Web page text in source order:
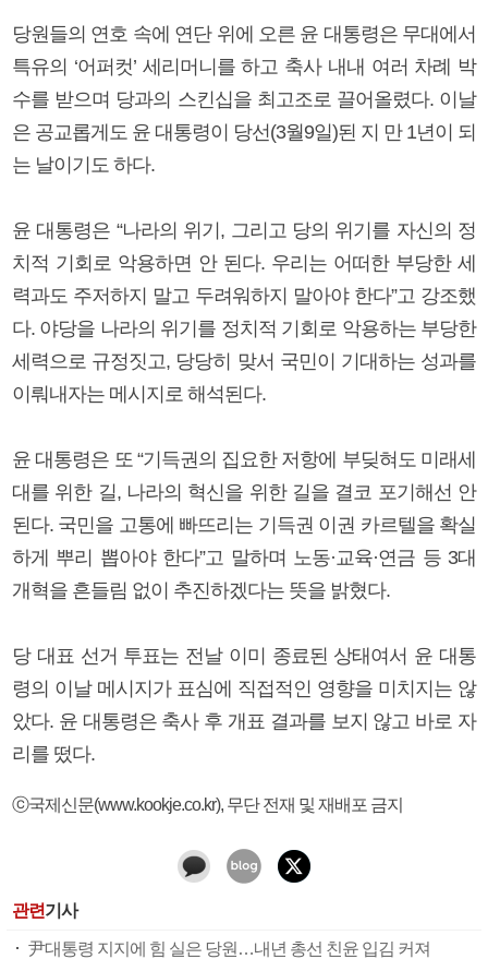
당원들의 연호 속에 연단 위에 오른 윤 대통령은 무대에서
특유의 ‘어퍼컷’ 세리머니를 하고 축사 내내 여러 차례 박
수를 받으며 당과의 스킨십을 최고조로 끌어올렸다. 이날
은 공교롭게도 윤 대통령이 당선(3월9일)된 지 만 1년이 되
는 날이기도 하다.
윤 대통령은 “나라의 위기, 그리고 당의 위기를 자신의 정
치적 기회로 악용하면 안 된다. 우리는 어떠한 부당한 세
력과도 주저하지 말고 두려워하지 말아야 한다”고 강조했
다. 야당을 나라의 위기를 정치적 기회로 악용하는 부당한
세력으로 규정짓고, 당당히 맞서 국민이 기대하는 성과를
이뤄내자는 메시지로 해석된다.
윤 대통령은 또 “기득권의 집요한 저항에 부딪혀도 미래세
대를 위한 길, 나라의 혁신을 위한 길을 결코 포기해선 안
된다. 국민을 고통에 빠뜨리는 기득권 이권 카르텔을 확실
하게 뿌리 뽑아야 한다”고 말하며 노동·교육·연금 등 3대
개혁을 흔들림 없이 추진하겠다는 뜻을 밝혔다.
당 대표 선거 투표는 전날 이미 종료된 상태여서 윤 대통
령의 이날 메시지가 표심에 직접적인 영향을 미치지는 않
았다. 윤 대통령은 축사 후 개표 결과를 보지 않고 바로 자
리를 떴다.
ⓒ국제신문(www.kookje.co.kr), 무단 전재 및 재배포 금지
관련기사
尹대통령 지지에 힘 실은 당원…내년 총선 친윤 입김 커져